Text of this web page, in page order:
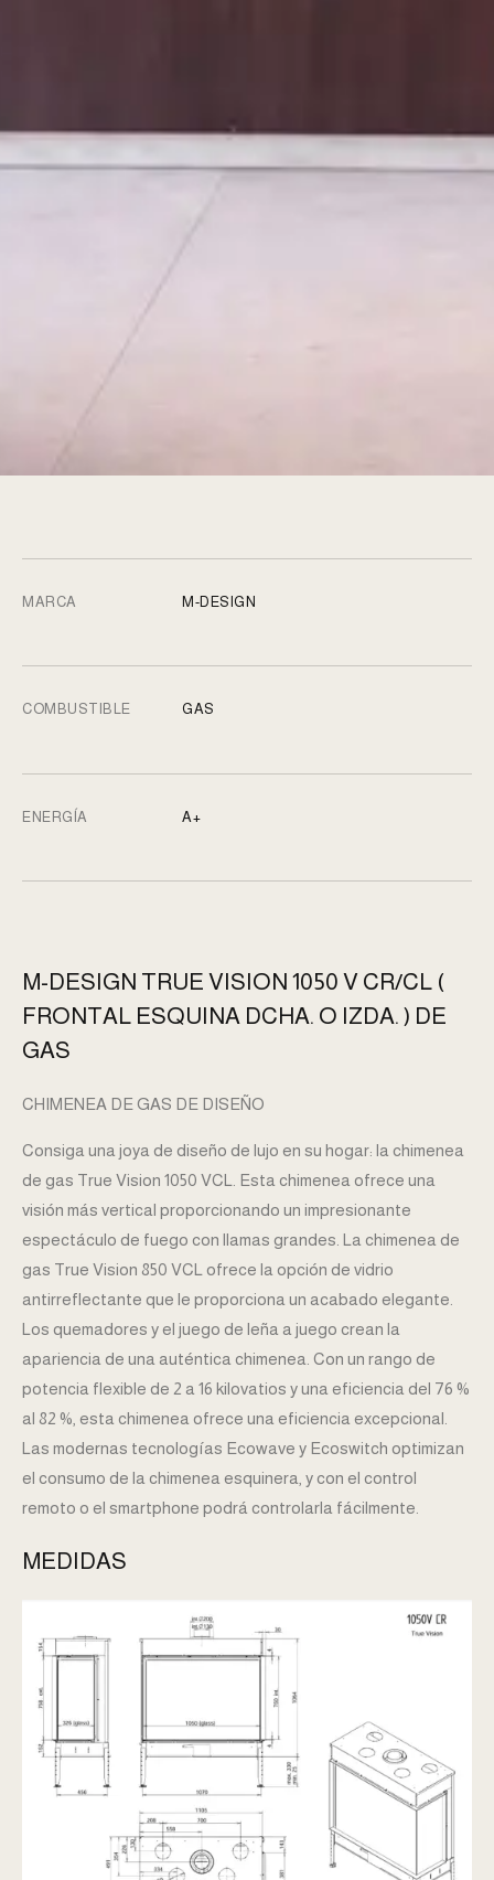
MARCA M-DESIGN
COMBUSTIBLE GAS
ENERGÍA A+
M-DESIGN TRUE VISION 1050 V CR/CL (
FRONTAL ESQUINA DCHA. O IZDA. ) DE
GAS
CHIMENEA DE GAS DE DISEÑO
Consiga una joya de diseño de lujo en su hogar: la chimenea
de gas True Vision 1050 VCL. Esta chimenea ofrece una
visión más vertical proporcionando un impresionante
espectáculo de fuego con llamas grandes. La chimenea de
gas True Vision 850 VCL ofrece la opción de vidrio
antirreflectante que le proporciona un acabado elegante.
Los quemadores y el juego de leña a juego crean la
apariencia de una auténtica chimenea. Con un rango de
potencia flexible de 2 a 16 kilovatios y una eficiencia del 76 %
al 82 %, esta chimenea ofrece una eficiencia excepcional.
Las modernas tecnologías Ecowave y Ecoswitch optimizan
el consumo de la chimenea esquinera, y con el control
remoto o el smartphone podrá controlarla fácilmente.
MEDIDAS